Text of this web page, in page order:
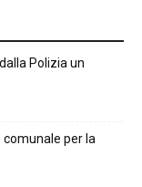
Polizia un
comunale per la